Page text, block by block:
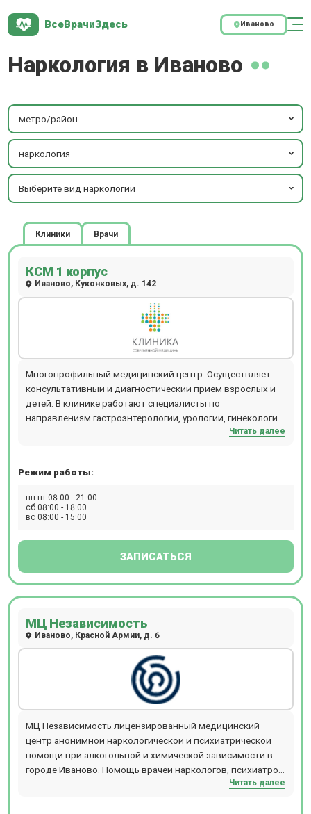
ВсеВрачиЗдесь Иваново
Наркология в Иваново
метро/район
наркология
Выберите вид наркологии
Клиники Врачи
КСМ 1 корпус
Иваново, Куконковых, д. 142
Многопрофильный медицинский центр. Осуществляет
консультативный и диагностический прием взрослых и
детей. В клинике работают специалисты по
направлениям гастроэнтерологии, урологии, гинекологии,
кардиологии, неврологии, терапии и т.д. ПриемЧитать далее
Режим работы:
пн-пт 08:00 - 21:00
сб 08:00 - 18:00
вс 08:00 - 15:00
ЗАПИСАТЬСЯ
МЦ Независимость
Иваново, Красной Армии, д. 6
МЦ Независимость лицензированный медицинский
центр анонимной наркологической и психиатрической
помощи при алкогольной и химической зависимости в
городе Иваново. Помощь врачей наркологов, психиатров
и психологов в излечении и реабилитации. Лечение в
Читать далее